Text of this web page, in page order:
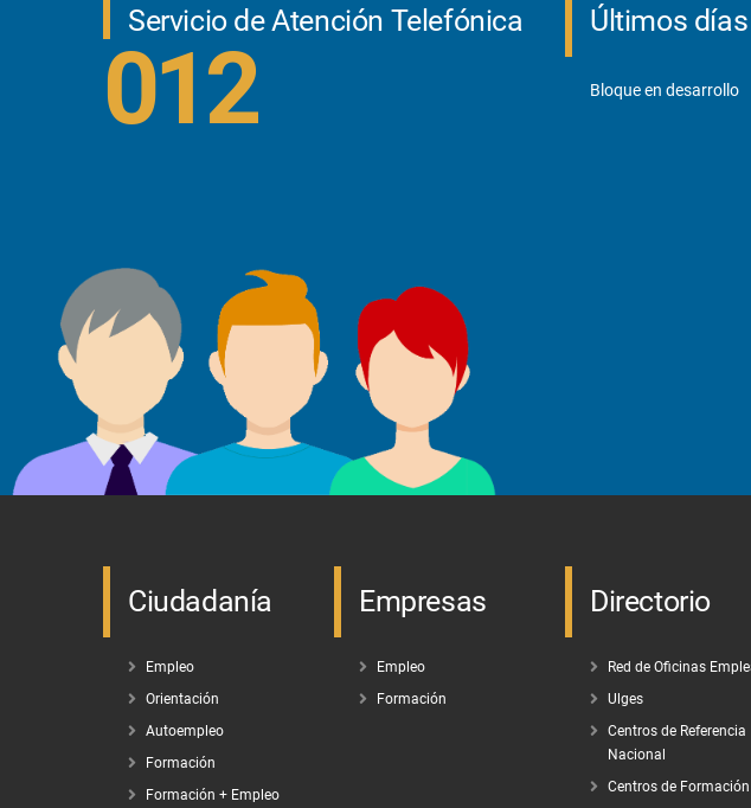
Servicio de Atención Telefónica
012
Últimos
Bloque en desarrollo
Ciudadanía
Empleo
Orientación
Autoempleo
Formación
Formación + Empleo
Empresas
Empleo
Formación
Directorio
Red de Oficinas
Ulges
Centros de Referencia
Nacional
Centros de Formación